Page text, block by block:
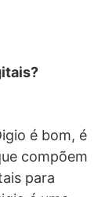
é bom, é
compõem
para